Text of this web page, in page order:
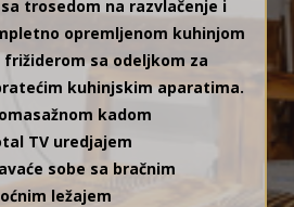
trosedom na razvlačenje i
opremljenom kuhinjom
sa odeljkom za
kuhinjskim aparatima.
kadom
TV uredjajem
sobe sa bračnim
ležajem